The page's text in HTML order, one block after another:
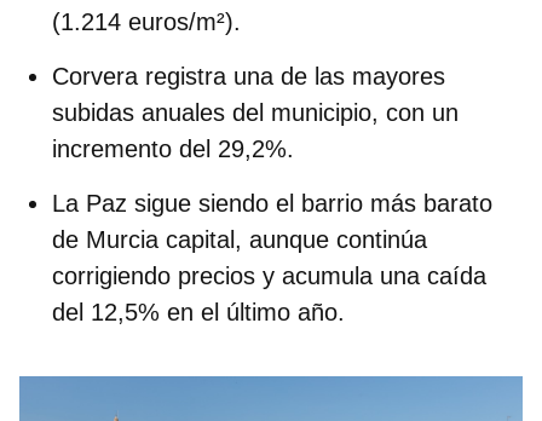
(1.214 euros/m²).
Corvera registra una de las mayores
subidas anuales del municipio, con un
incremento del 29,2%.
La Paz sigue siendo el barrio más barato
de Murcia capital, aunque continúa
corrigiendo precios y acumula una caída
del 12,5% en el último año.